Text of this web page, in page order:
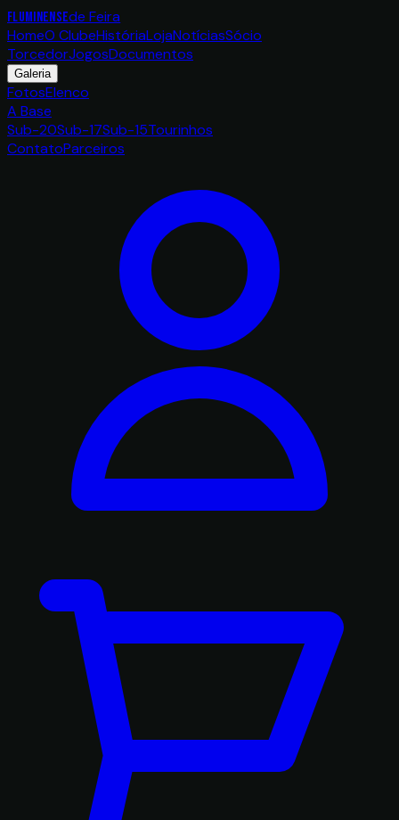
FLUMINENSEde Feira
HomeO ClubeHistóriaLojaNotíciasSócio
TorcedorJogosDocumentos
Galeria
FotosElenco
A Base
Sub-20Sub-17Sub-15Tourinhos
ContatoParceiros